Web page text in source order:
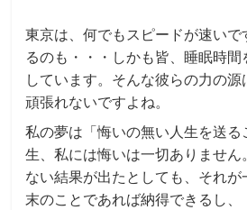
東京は、何でもスピードが速い
るのも・・・しかも皆、睡眠時
しています。そんな彼らの力の
頑張れないですよね。
私の夢は「悔いの無い人生を送る
生、私には悔いは一切ありません
ない結果が出たとしても、それ
末のことであれば納得できるし、